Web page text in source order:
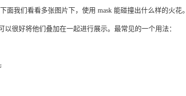
面我们看看多张图片下，使用 mask 能碰撞出什么样的火花。
以很好将他们叠加在一起进行展示。最常见的一个用法：